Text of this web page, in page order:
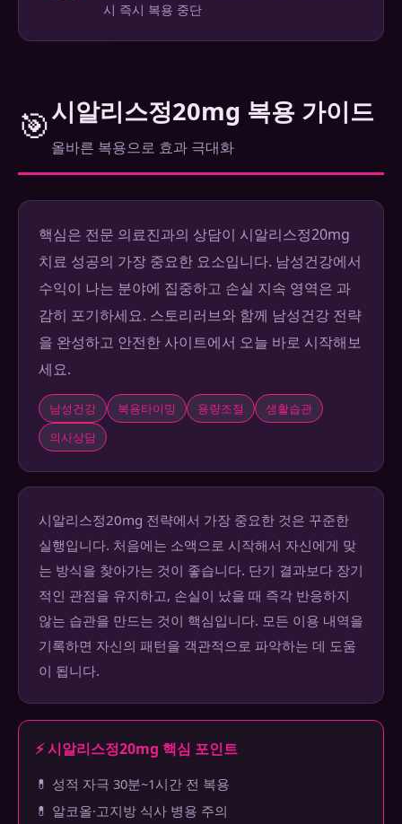
시 즉시 복용 중단
🎯시알리스정20mg 복용 가이드
올바른 복용으로 효과 극대화
핵심은 전문 의료진과의 상담이 시알리스정20mg
치료 성공의 가장 중요한 요소입니다. 남성건강에서
수익이 나는 분야에 집중하고 손실 지속 영역은 과
감히 포기하세요. 스토리러브와 함께 남성건강 전략
을 완성하고 안전한 사이트에서 오늘 바로 시작해보
세요.
남성건강 복용타이밍 용량조절
생활습관
의사상담
시알리스정20mg 전략에서 가장 중요한 것은 꾸준한
실행입니다. 처음에는 소액으로 시작해서 자신에게 맞
는 방식을 찾아가는 것이 좋습니다. 단기 결과보다 장기
적인 관점을 유지하고, 손실이 났을 때 즉각 반응하지
않는 습관을 만드는 것이 핵심입니다. 모든 이용 내역을
기록하면 자신의 패턴을 객관적으로 파악하는 데 도움
이 됩니다.
⚡ 시알리스정20mg 핵심 포인트
💊 성적 자극 30분~1시간 전 복용
💊 알코올·고지방 식사 병용 주의